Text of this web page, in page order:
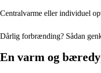
Centralvarme eller individuel
Dårlig forbrænding? Sådan
En varm og